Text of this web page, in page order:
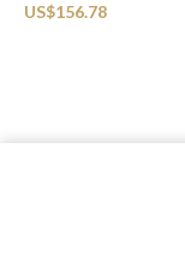
US$156.78